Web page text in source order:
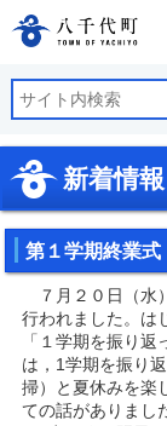
新着情報
第１学期終業式
７月２０日（水
行われました。は
「１学期を振り
は，1学期を振り
掃）と夏休みを楽
ての話がありまし